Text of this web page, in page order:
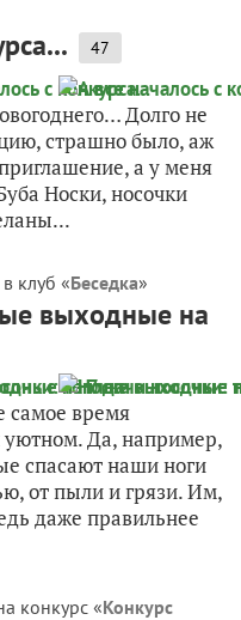
47
Долго не
страшно было, аж
а у меня
Носки, носочки
в клуб «Беседка»
выходные на
самое время
уютном. Да, например,
спасают наши ноги
от пыли и грязи. Им,
даже правильнее
конкурс «Конкурс